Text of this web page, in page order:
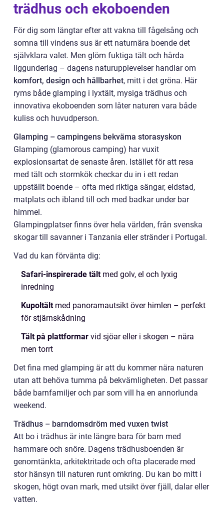
trädhus och ekoboenden
För dig som längtar efter att vakna till fågelsång och
somna till vindens sus är ett naturnära boende det
självklara valet. Men glöm fuktiga tält och hårda
liggunderlag – dagens naturupplevelser handlar om
komfort, design och hållbarhet, mitt i det gröna. Här
ryms både glamping i lyxtält, mysiga trädhus och
innovativa ekoboenden som låter naturen vara både
kuliss och huvudperson.
Glamping – campingens bekväma storasyskon
Glamping (glamorous camping) har vuxit
explosionsartat de senaste åren. Istället för att resa
med tält och stormkök checkar du in i ett redan
uppställt boende – ofta med riktiga sängar, eldstad,
matplats och ibland till och med badkar under bar
himmel.
Glampingplatser finns över hela världen, från svenska
skogar till savanner i Tanzania eller stränder i Portugal.
Vad du kan förvänta dig:
Safari-inspirerade tältmed golv, el och lyxig
inredning
Kupoltältmed panoramautsikt över himlen – perfekt
för stjärnskådning
Tält på plattformar vid sjöar eller i skogen – nära
men torrt
Det fina med glamping är att du kommer nära naturen
utan att behöva tumma på bekvämligheten. Det passar
både barnfamiljer och par som vill ha en annorlunda
weekend.
Trädhus – barndomsdröm med vuxen twist
Att bo i trädhus är inte längre bara för barn med
hammare och snöre. Dagens trädhusboenden är
genomtänkta, arkitektritade och ofta placerade med
stor hänsyn till naturen runt omkring. Du kan bo mitt i
skogen, högt ovan mark, med utsikt över fjäll, dalar eller
vatten.